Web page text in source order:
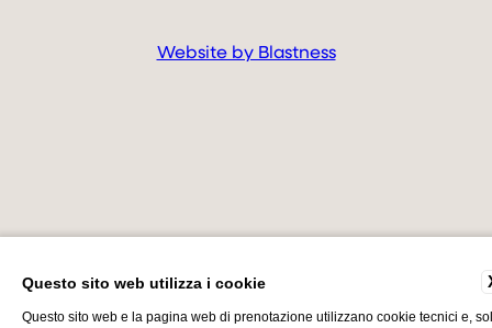
Website by Blastness
Questo sito web utilizza i cookie
Questo sito web e la pagina web di prenotazione utilizzano cookie tecnici e,